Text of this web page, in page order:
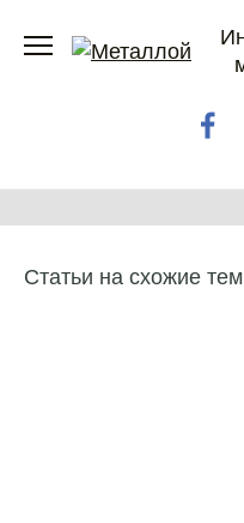
Статьи на схожие